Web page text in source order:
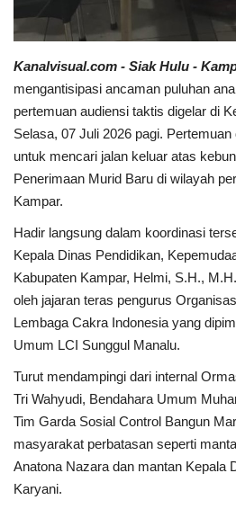
Bisnis
Jambi
Kaltim
Dunia
Ekonomi
Olahraga
Nasional
Otomotif
Umum
Kanalvisual.com - Siak Hulu -
mengantisipasi ancaman puluhan
pertemuan audiensi taktis digelar di
Selasa, 07 Juli 2026 pagi.
untuk mencari jalan keluar atas
Penerimaan Murid Baru di wilayah
Kampar.
Hadir langsung dalam koordinasi
Kepala Dinas Pendidikan,
Kabupaten Kampar, Helmi, S.H.,
oleh jajaran teras pengurus
Lembaga Cakra Indonesia yang
Umum LCI Sunggul Manalu.
Turut mendampingi dari internal
Tri Wahyudi, Bendahara Umum
Tim Garda Sosial Control Bangun
masyarakat perbatasan seperti
Anatona Nazara dan mantan Kepala
Karyani.